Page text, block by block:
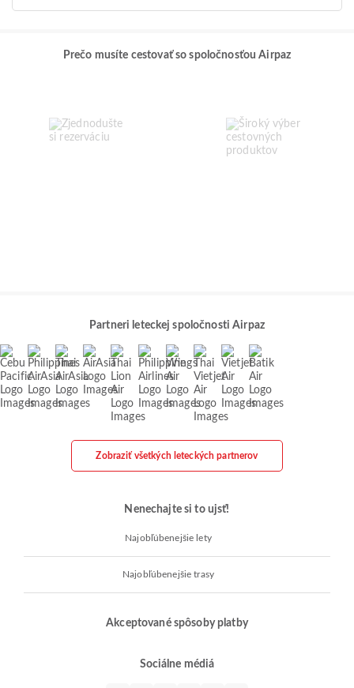
Prečo musíte cestovať so spoločnosťou Airpaz
Partneri leteckej spoločnosti Airpaz
Zobraziť všetkých leteckých partnerov
Nenechajte si to ujsť!
Najobľúbenejšie lety
Najobľúbenejšie trasy
Akceptované spôsoby platby
Sociálne médiá